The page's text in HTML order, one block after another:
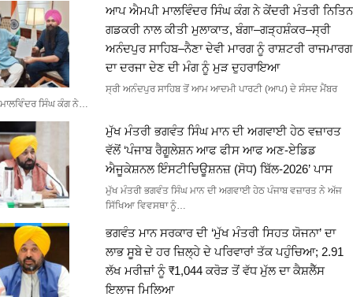
ਆਪ ਐਮਪੀ ਮਾਲਵਿੰਦਰ ਸਿੰਘ ਕੰਗ ਨੇ ਕੇਂਦਰੀ ਮੰਤਰੀ ਨਿਤਿਨ
ਗਡਕਰੀ ਨਾਲ ਕੀਤੀ ਮੁਲਾਕਾਤ, ਬੰਗਾ–ਗੜ੍ਹਸ਼ੰਕਰ–ਸ੍ਰੀ
ਅਨੰਦਪੁਰ ਸਾਹਿਬ–ਨੈਣਾ ਦੇਵੀ ਮਾਰਗ ਨੂੰ ਰਾਸ਼ਟਰੀ ਰਾਜਮਾਰਗ
ਦਾ ਦਰਜਾ ਦੇਣ ਦੀ ਮੰਗ ਨੂੰ ਮੁੜ ਦੁਹਰਾਇਆ
ਸ੍ਰੀ ਅਨੰਦਪੁਰ ਸਾਹਿਬ ਤੋਂ ਆਮ ਆਦਮੀ ਪਾਰਟੀ (ਆਪ) ਦੇ ਸੰਸਦ ਮੈਂਬਰ
ਮਾਲਵਿੰਦਰ ਸਿੰਘ ਕੰਗ ਨੇ…
ਮੁੱਖ ਮੰਤਰੀ ਭਗਵੰਤ ਸਿੰਘ ਮਾਨ ਦੀ ਅਗਵਾਈ ਹੇਠ ਵਜ਼ਾਰਤ
ਵੱਲੋਂ ‘ਪੰਜਾਬ ਰੈਗੂਲੇਸ਼ਨ ਆਫ ਫੀਸ ਆਫ ਅਣ-ਏਡਿਡ
ਐਜੂਕੇਸ਼ਨਲ ਇੰਸਟੀਚਿਊਸ਼ਨਜ਼ (ਸੋਧ) ਬਿੱਲ-2026’ ਪਾਸ
ਮੁੱਖ ਮੰਤਰੀ ਭਗਵੰਤ ਸਿੰਘ ਮਾਨ ਦੀ ਅਗਵਾਈ ਹੇਠ ਪੰਜਾਬ ਵਜ਼ਾਰਤ ਨੇ ਅੱਜ
ਸਿੱਖਿਆ ਵਿਵਸਥਾ ਨੂੰ…
ਭਗਵੰਤ ਮਾਨ ਸਰਕਾਰ ਦੀ ‘ਮੁੱਖ ਮੰਤਰੀ ਸਿਹਤ ਯੋਜਨਾ’ ਦਾ
ਲਾਭ ਸੂਬੇ ਦੇ ਹਰ ਜ਼ਿਲ੍ਹੇ ਦੇ ਪਰਿਵਾਰਾਂ ਤੱਕ ਪਹੁੰਚਿਆ; 2.91
ਲੱਖ ਮਰੀਜ਼ਾਂ ਨੂੰ ₹1,044 ਕਰੋੜ ਤੋਂ ਵੱਧ ਮੁੱਲ ਦਾ ਕੈਸ਼ਲੈੱਸ
ਇਲਾਜ ਮਿਲਿਆ